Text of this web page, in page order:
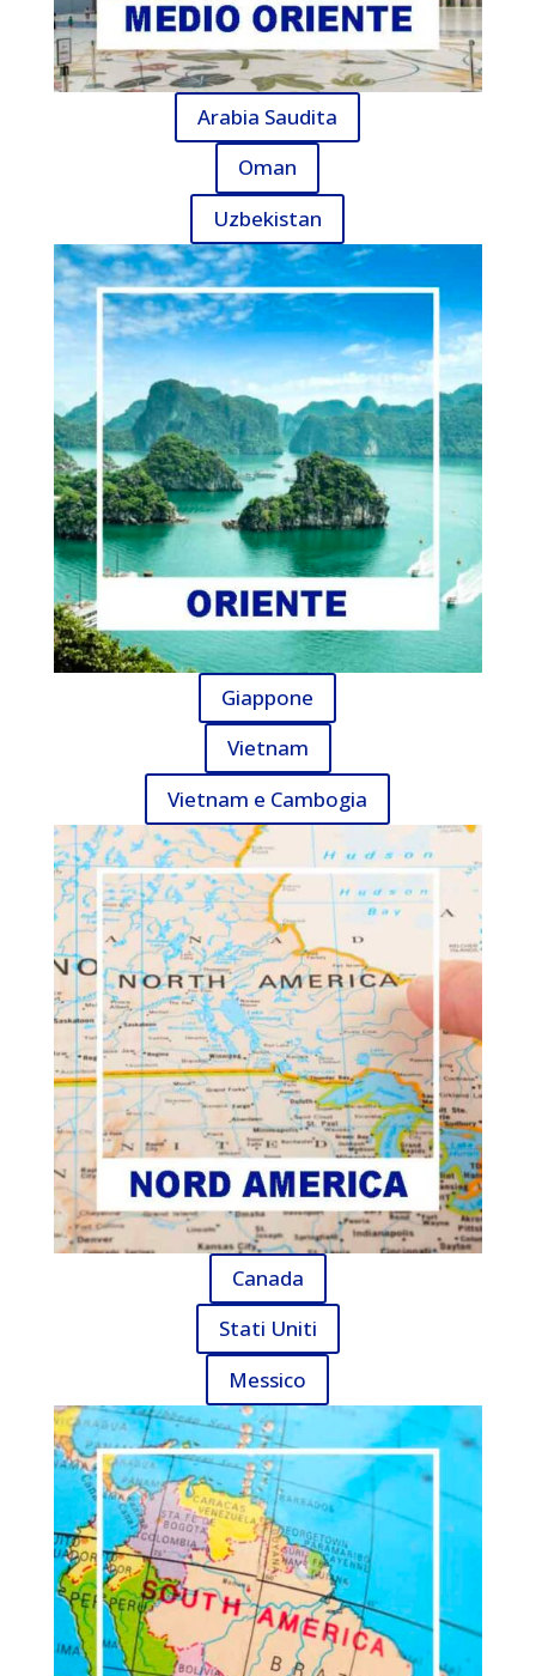
Arabia Saudita
Oman
Uzbekistan
Giappone
Vietnam
Vietnam e Cambogia
Canada
Stati Uniti
Messico